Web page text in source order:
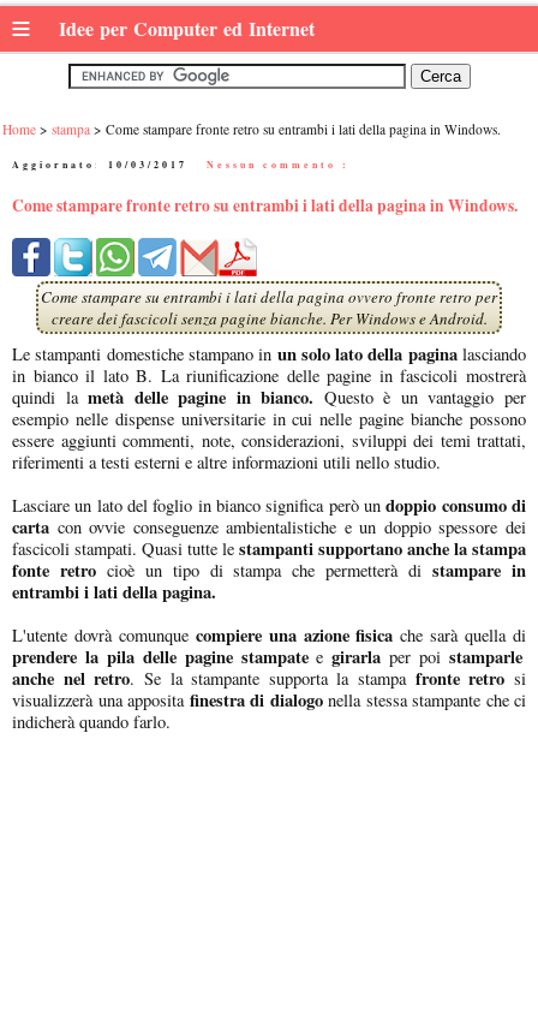
≡ Idee per Computer ed Internet
Home stampa Come stampare fronte retro su entrambi i lati della pagina in Windows.
Aggiornato: 10/03/2017 Nessun commento :
Come stampare fronte retro su entrambi i lati della pagina in Windows.
Come stampare su entrambi i lati della pagina ovvero fronte retro per
creare dei fascicoli senza pagine bianche. Per Windows e Android.
Le stampanti domestiche stampano in un solo lato della paginalasciando
in bianco il lato B. La riunificazione delle pagine in fascicoli mostrerà
quindi lametà delle pagine in bianco. Questo è un vantaggio per
esempio nelle dispense universitarie in cui nelle pagine bianche possono
essere aggiunti commenti, note, considerazioni, sviluppi dei temi trattati,
riferimenti a testi esterni e altre informazioni utili nello studio.
Lasciare un lato del foglio in bianco significa però undoppio consumo di
carta con ovvie conseguenze ambientalistiche e un doppio spessore dei
fascicoli stampati. Quasi tutte le stampanti supportano anche la stampa
fonte retrocioè un tipo di stampa che permetterà distampare in
entrambi i lati della pagina.
L'utente dovrà comunque compiere una azione fisica che sarà quella di
prendere la pila delle pagine stampateegirarlaper poistamparle
anche nel retro. Se la stampante supporta la stampa fronte retro si
visualizzerà una apposita finestra di dialogonella stessa stampante che ci
indicherà quando farlo.